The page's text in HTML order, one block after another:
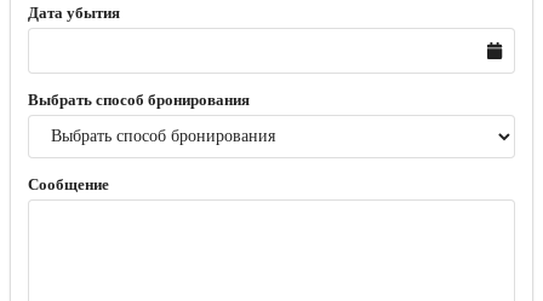
Дата убытия
Выбрать способ бронирования
Сообщение